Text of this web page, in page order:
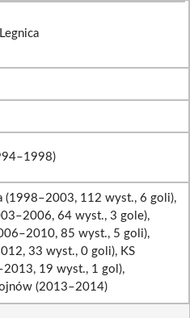
(1998–2003, 112 wyst., 6 goli),
64 wyst., 3 gole),
85 wyst., 5 goli),
33 wyst., 0 goli), KS
19 wyst., 1 gol),
(2013–2014)